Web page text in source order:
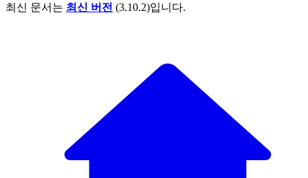
최신 문서는 최신 버전 (3.10.2)입니다.